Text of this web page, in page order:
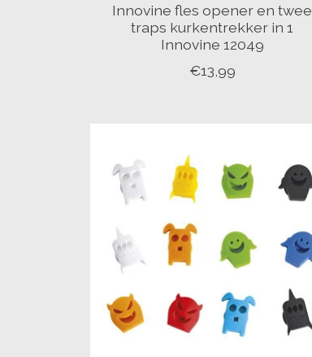
Innovine fles opener en twee
traps kurkentrekker in 1
Innovine 12049
€13,99